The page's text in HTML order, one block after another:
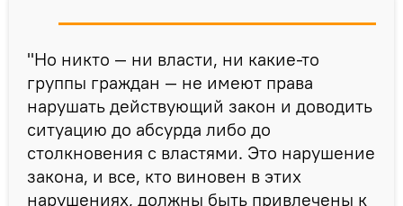
"Но никто — ни власти, ни какие-то
группы граждан — не имеют права
нарушать действующий закон и доводить
ситуацию до абсурда либо до
столкновения с властями. Это нарушение
закона, и все, кто виновен в этих
нарушениях, должны быть привлечены к